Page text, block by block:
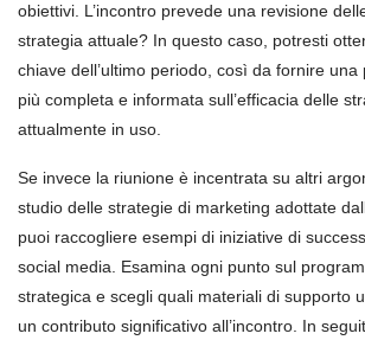
obiettivi. L’incontro prevede una revisione
strategia attuale? In questo caso, potresti
chiave dell’ultimo periodo, così da fornire
più completa e informata sull’efficacia delle
attualmente in uso.
Se invece la riunione è incentrata su altri
studio delle strategie di marketing adottate
puoi raccogliere esempi di iniziative di
social media. Esamina ogni punto sul
strategica e scegli quali materiali di supporto
un contributo significativo all’incontro. In